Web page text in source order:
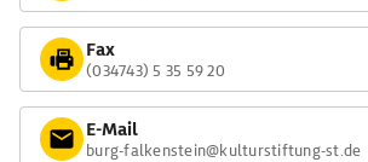
Fax
(034743) 5 35 59 20
E-Mail
burg-falkenstein@kulturstiftung-st.de